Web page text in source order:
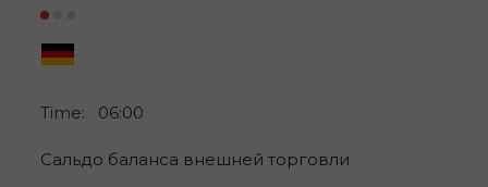
Time: 06:00
Сальдо баланса внешней торговли